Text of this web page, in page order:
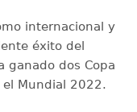
internacional y
éxito del
ganado dos Copa
Mundial 2022.